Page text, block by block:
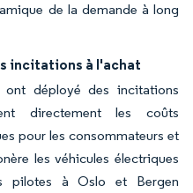
de la demande à long
incitations à l'achat
ont déployé des incitations
directement les coûts
pour les consommateurs et
les véhicules électriques
pilotes à Oslo et Bergen